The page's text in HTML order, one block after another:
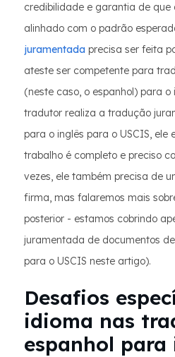
credibilidade e garantia de
alinhado com o padrão
juramentada precisa ser feita
ateste ser competente para
(neste caso, o espanhol) para o
tradutor realiza a tradução
para o inglês para o USCIS,
trabalho é completo e preciso
vezes, ele também precisa de
firma, mas falaremos mais
posterior - estamos cobrindo
juramentada de documentos
para o USCIS neste artigo).
Desafios
idioma nas
espanhol para